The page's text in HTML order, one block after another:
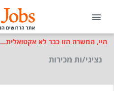
היי, המשרה הזו כבר לא אקטואלית...
נציגי/ות מכירות